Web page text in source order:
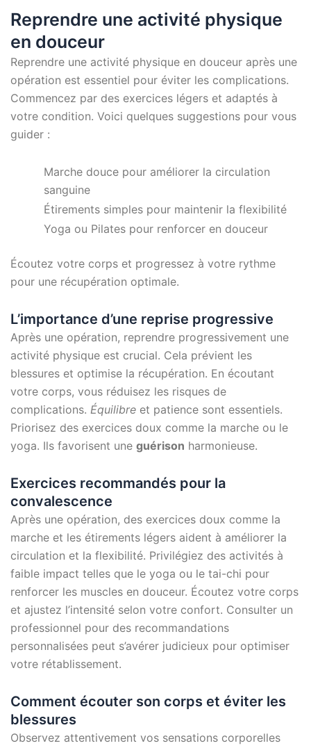
Reprendre une activité physique
en douceur
Reprendre une activité physique en douceur après une
opération est essentiel pour éviter les complications.
Commencez par des exercices légers et adaptés à
votre condition. Voici quelques suggestions pour vous
guider :
Marche douce pour améliorer la circulation
sanguine
Étirements simples pour maintenir la flexibilité
Yoga ou Pilates pour renforcer en douceur
Écoutez votre corps et progressez à votre rythme
pour une récupération optimale.
L’importance d’une reprise progressive
Après une opération, reprendre progressivement une
activité physique est crucial. Cela prévient les
blessures et optimise la récupération. En écoutant
votre corps, vous réduisez les risques de
complications. Équilibreet patience sont essentiels.
Priorisez des exercices doux comme la marche ou le
yoga. Ils favorisent une guérison harmonieuse.
Exercices recommandés pour la
convalescence
Après une opération, des exercices doux comme la
marche et les étirements légers aident à améliorer la
circulation et la flexibilité. Privilégiez des activités à
faible impact telles que le yoga ou le tai-chi pour
renforcer les muscles en douceur. Écoutez votre corps
et ajustez l’intensité selon votre confort. Consulter un
professionnel pour des recommandations
personnalisées peut s’avérer judicieux pour optimiser
votre rétablissement.
Comment écouter son corps et éviter les
blessures
Observez attentivement vos sensations corporelles